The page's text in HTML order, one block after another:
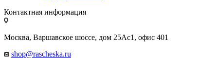
Контактная информация
Москва, Варшавское шоссе, дом 25Аc1, офис 401
shop@rascheska.ru